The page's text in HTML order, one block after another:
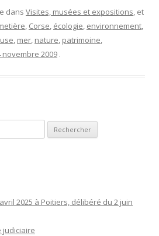
dans Visites, musées et expositions, et
, Corse, écologie, environnement,
, mer, nature, patrimoine,
novembre 2009 .
2025 à Poitiers, délibéré du 2 juin
judiciaire